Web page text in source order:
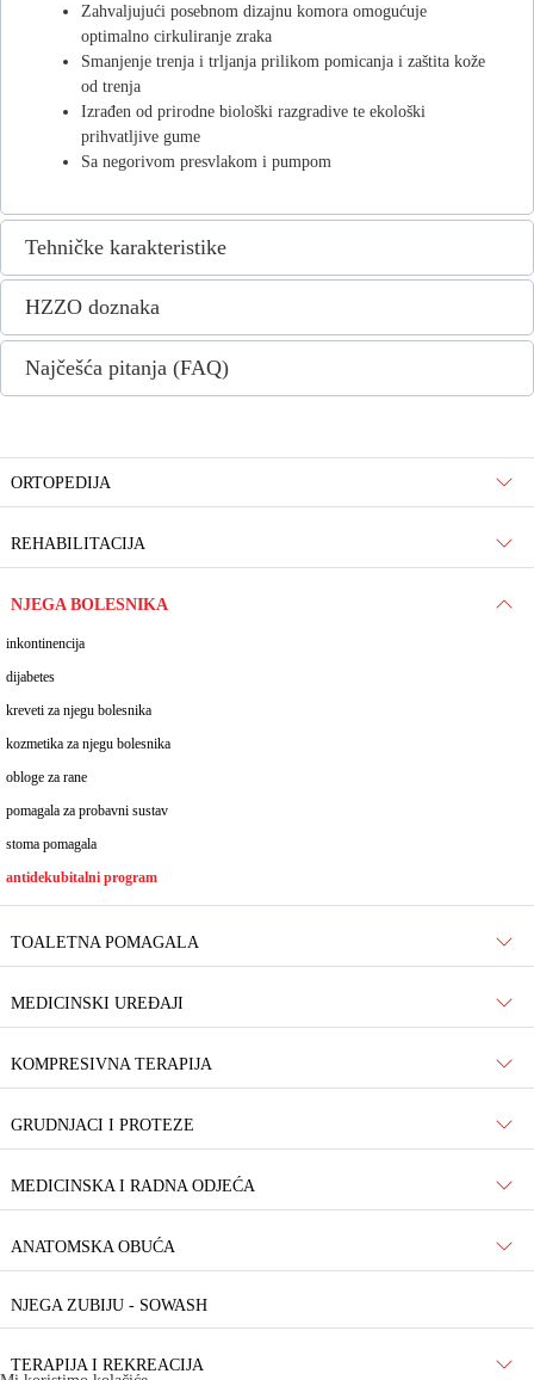
ORTOPEDIJA
REHABILITACIJA
NJEGA BOLESNIKA
inkontinencija
dijabetes
kreveti za njegu bolesnika
kozmetika za njegu bolesnika
obloge za rane
pomagala za probavni sustav
stoma pomagala
antidekubitalni program
TOALETNA POMAGALA
MEDICINSKI UREĐAJI
KOMPRESIVNA TERAPIJA
GRUDNJACI I PROTEZE
MEDICINSKA I RADNA ODJEĆA
ANATOMSKA OBUĆA
NJEGA ZUBIJU - SOWASH
TERAPIJA I REKREACIJA
Zahvaljujući posebnom dizajnu komora omogućuje
optimalno cirkuliranje zraka
Smanjenje trenja i trljanja prilikom pomicanja i zaštita kože
od trenja
Izrađen od prirodne biološki razgradive te ekološki
prihvatljive gume
Sa negorivom presvlakom i pumpom
Tehničke karakteristike
HZZO doznaka
Najčešća pitanja (FAQ)